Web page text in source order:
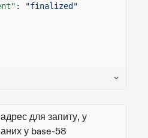
:
"finalized"
для запиту, у
у base-58